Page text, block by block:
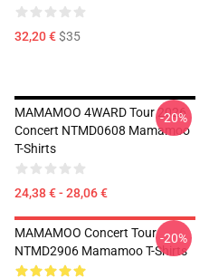
32,20 €$35
MAMAMOO 4WARD Tour 2026
Concert NTMD0608 Mamamoo
T-Shirts
24,38 € - 28,06 €
-20%
MAMAMOO Concert Tour
NTMD2906 Mamamoo T-Shirts
-20%